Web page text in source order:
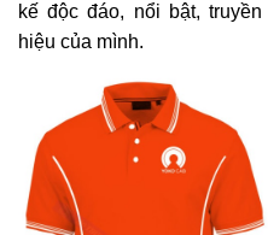
kế độc đáo, nổi bật,
hiệu của mình.